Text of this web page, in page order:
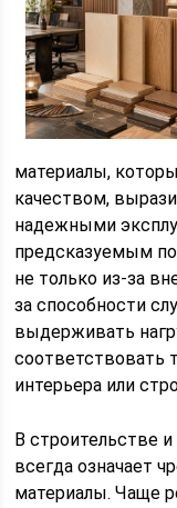
материалы,
качеством,
надежными
предсказуемым
не только из-за
за способности
выдерживать
соответствовать
интерьера или
В строительстве
всегда означает
материалы. Чаще